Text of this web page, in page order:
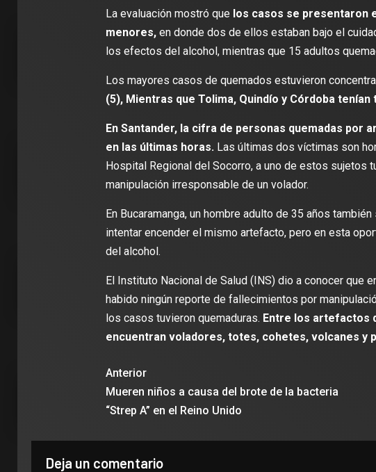
La evaluación mostró que los casos se presentaron
menores,en donde dos de ellos estaban bajo el
los efectos del alcohol, mientras que 15 adultos
Los mayores casos de quemados estuvieron
(5), Mientras que Tolima, Quindío y Córdoba
En Santander, la cifra de personas quemadas
en las últimas horas. Las últimas dos víctimas son
Hospital Regional del Socorro, a uno de estos sujetos
manipulación irresponsable de un volador.
En Bucaramanga, un hombre adulto de 35 años
intentar encender el mismo artefacto, pero en esta
del alcohol.
El Instituto Nacional de Salud (INS) dio a conocer que
habido ningún reporte de fallecimientos por
los casos tuvieron quemaduras. Entre los artefactos
encuentran voladores, totes, cohetes, volcanes y
Anterior
Mueren niños a causa del brote de la bacteria
“Strep A” en el Reino Unido
Deja un comentario
DEPORTES
James Rodríguez
León: ‘Vengo a
con la ilusión de